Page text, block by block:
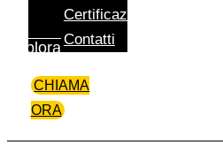
Certificazioni
Contatti
CHIAMA
ORA
Esplora